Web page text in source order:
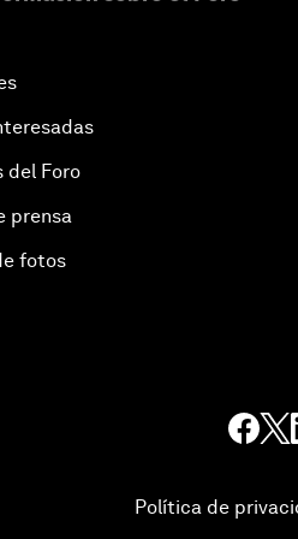
del Foro
prensa
fotos
Política de